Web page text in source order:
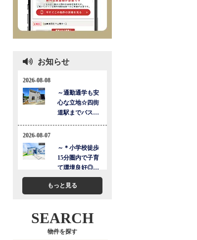
お知らせ
もっと見る
SEARCH
物件を探す